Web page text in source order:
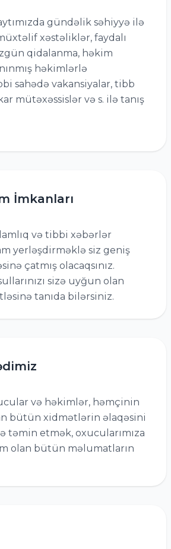
gündəlik səhiyyə ilə
xəstəliklər, faydalı
qidalanma, həkim
həkimlərlə
sahədə vakansiyalar, tibb
mütəxəssislər və s. ilə tanış
İmkanları
və tibbi xəbərlər
yerləşdirməklə siz geniş
çatmış olacaqsınız.
sizə uyğun olan
tanıda bilərsiniz.
və həkimlər, həmçinin
bütün xidmətlərin əlaqəsini
təmin etmək, oxucularımıza
olan bütün məlumatların